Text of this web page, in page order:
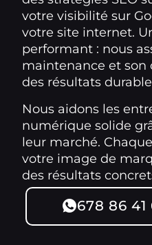
votre visibilité sur
votre site internet.
performant : nous
maintenance et
des résultats
Nous aidons les
numérique solide
leur marché.
votre image de
des résultats
678 86 41